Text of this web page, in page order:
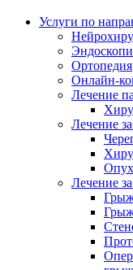
Услуги по
Ортопедия
Онлайн-
Лечение
Лечение
Лечение